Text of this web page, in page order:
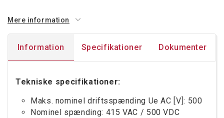
Mere information
Information Specifikationer Dokumenter
Tekniske specifikationer:
Maks. nominel driftsspænding Ue AC [V]: 500
Nominel spænding: 415 VAC / 500 VDC